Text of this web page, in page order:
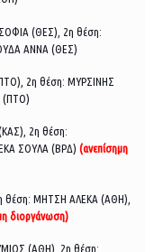
ΣΟΦΙΑ (ΘΕΣ), 2η θέση:
ΑΝΝΑ (ΘΕΣ)
2η θέση: ΜΥΡΣΙΝΗΣ
(ΠΤΟ)
2η θέση:
ΣΟΥΛΑ (ΒΡΔ) (ανεπίσημη
θέση: ΜΗΤΣΗ ΑΛΕΚΑ (ΑΘΗ),
διοργάνωση)
(ΑΘΗ), 2η θέση: